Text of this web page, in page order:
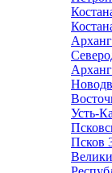
Усть-
Псков